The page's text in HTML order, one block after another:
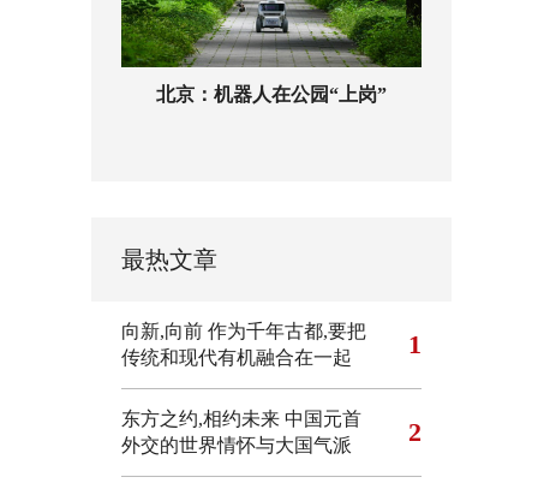
北京：机器人在公园“上岗”
最热文章
向新,向前 作为千年古都,要把
传统和现代有机融合在一起
1
东方之约,相约未来 中国元首
外交的世界情怀与大国气派
2